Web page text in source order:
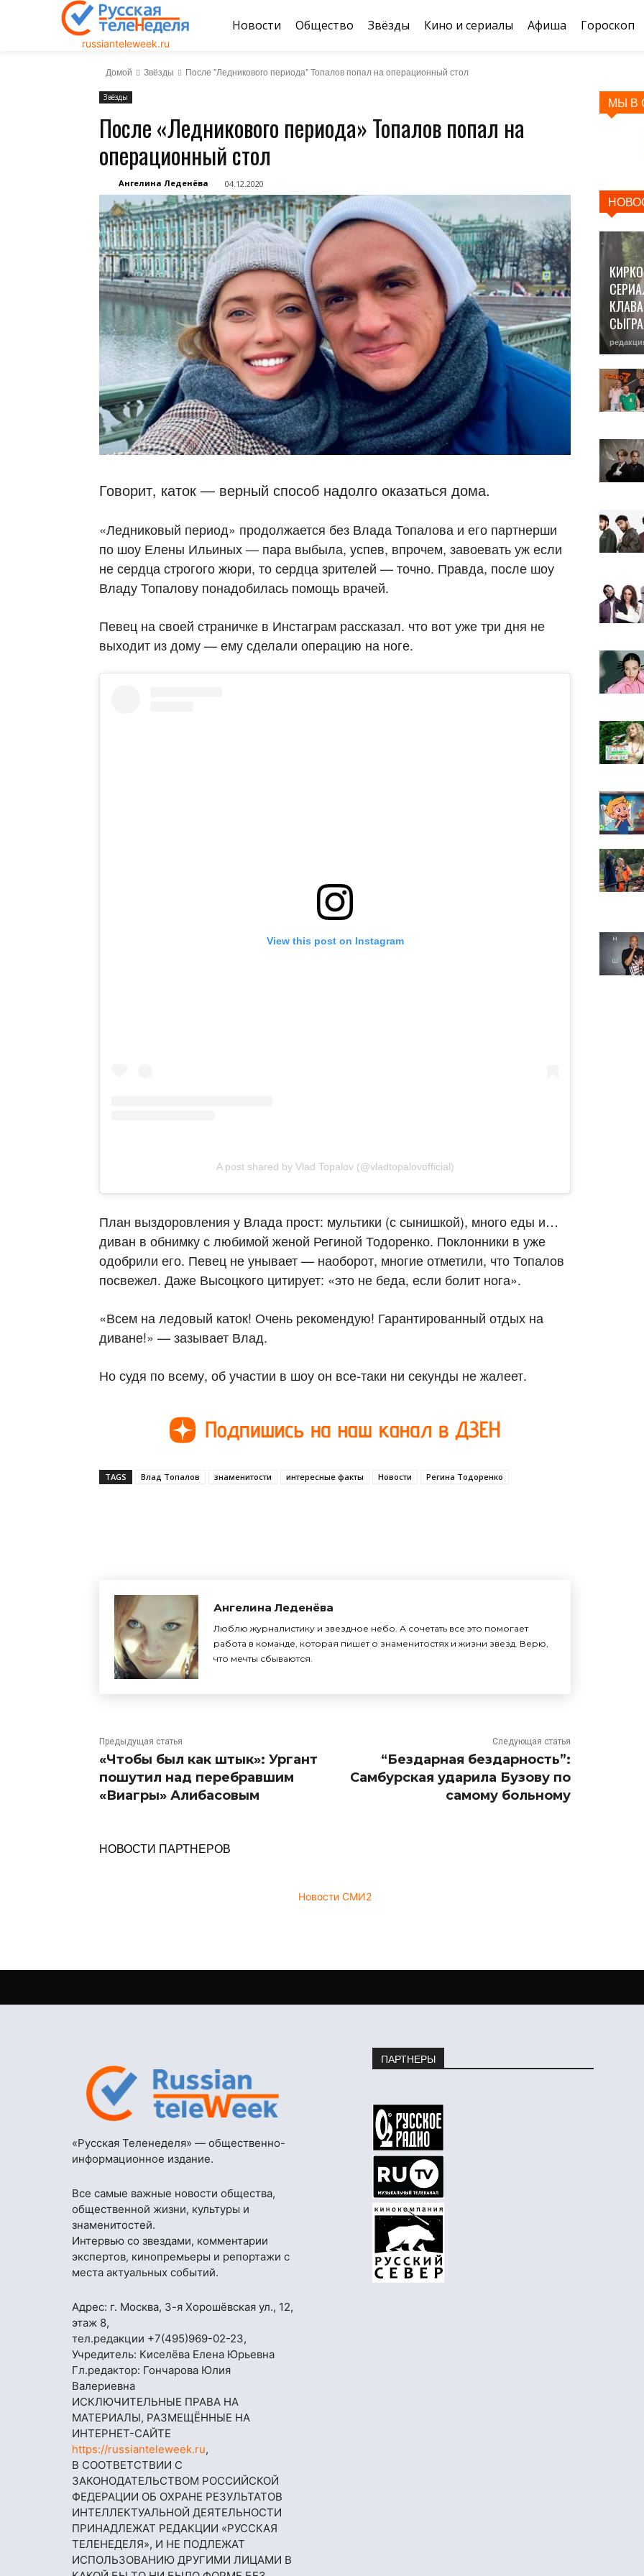
russianteleweek.ru
Новости Общество Звёзды Кино и сериалы Афиша Гороскоп
Домой Звёзды После "Ледникового периода" Топалов попал на операционный стол
Звёзды
После «Ледникового периода» Топалов попал на
операционный стол
Ангелина Леденёва 04.12.2020
Говорит, каток — верный способ надолго оказаться дома.
«Ледниковый период» продолжается без Влада Топалова и его партнерши
по шоу Елены Ильиных — пара выбыла, успев, впрочем, завоевать уж если
не сердца строгого жюри, то сердца зрителей — точно. Правда, после шоу
Владу Топалову понадобилась помощь врачей.
Певец на своей страничке в Инстаграм рассказал. что вот уже три дня не
выходит из дому — ему сделали операцию на ноге.
View this post on Instagram
A post shared by Vlad Topalov (@vladtopalovofficial)
План выздоровления у Влада прост: мультики (с сынишкой), много еды и…
диван в обнимку с любимой женой Региной Тодоренко. Поклонники в уже
одобрили его. Певец не унывает — наоборот, многие отметили, что Топалов
посвежел. Даже Высоцкого цитирует: «это не беда, если болит нога».
«Всем на ледовый каток! Очень рекомендую! Гарантированный отдых на
диване!» — зазывает Влад.
Но судя по всему, об участии в шоу он все-таки ни секунды не жалеет.
TAGS Влад Топалов знаменитости интересные факты Новости Регина Тодоренко
Ангелина Леденёва
Люблю журналистику и звездное небо. А сочетать все это помогает
работа в команде, которая пишет о знаменитостях и жизни звезд. Верю,
что мечты сбываются.
Предыдущая статья
«Чтобы был как штык»: Ургант
пошутил над перебравшим
«Виагры» Алибасовым
Следующая статья
“Бездарная бездарность”:
Самбурская ударила Бузову по
самому больному
НОВОСТИ ПАРТНЕРОВ
Новости СМИ2
МЫ В
«Русская Теленеделя» — общественно-
информационное издание.
Все самые важные новости общества,
общественной жизни, культуры и
знаменитостей.
Интервью со звездами, комментарии
экспертов, кинопремьеры и репортажи с
места актуальных событий.
Адрес: г. Москва, 3-я Хорошёвская ул., 12,
этаж 8,
тел.редакции +7(495)969-02-23,
Учредитель: Киселёва Елена Юрьевна
Гл.редактор: Гончарова Юлия
Валериевна
ИСКЛЮЧИТЕЛЬНЫЕ ПРАВА НА
МАТЕРИАЛЫ, РАЗМЕЩЁННЫЕ НА
ИНТЕРНЕТ-САЙТЕ
https://russianteleweek.ru,
В СООТВЕТСТВИИ С
ЗАКОНОДАТЕЛЬСТВОМ РОССИЙСКОЙ
ФЕДЕРАЦИИ ОБ ОХРАНЕ РЕЗУЛЬТАТОВ
ИНТЕЛЛЕКТУАЛЬНОЙ ДЕЯТЕЛЬНОСТИ
ПРИНАДЛЕЖАТ РЕДАКЦИИ «РУССКАЯ
ТЕЛЕНЕДЕЛЯ», И НЕ ПОДЛЕЖАТ
ИСПОЛЬЗОВАНИЮ ДРУГИМИ ЛИЦАМИ В
ПАРТНЕРЫ